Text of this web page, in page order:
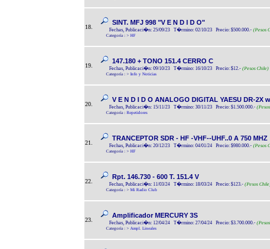
18.
SINT. MFJ 998 "V E N D I D O"
Fechas, Publicaci�n: 25/09/23 T�rmino: 02/10/23 Precio: $500.000.- (Pesos
Categoría : > HF
19.
147.180 + TONO 151.4 CERRO C
Fechas, Publicaci�n: 09/10/23 T�rmino: 16/10/23 Precio: $12.- (Pesos Chile)
Categoría : > Info y Noticias
20.
V E N D I D O ANALOGO DIGITAL YAESU DR-2X
Fechas, Publicaci�n: 15/11/23 T�rmino: 30/11/23 Precio: $1.500.000.-
Categoría : Repetidores
21.
TRANCEPTOR SDR - HF -VHF--UHF..0 A 750 MHZ
Fechas, Publicaci�n: 20/12/23 T�rmino: 04/01/24 Precio: $980.000.- (Pesos
Categoría : > HF
22.
Rpt. 146.730 - 600 T. 151.4 V
Fechas, Publicaci�n: 11/03/24 T�rmino: 18/03/24 Precio: $123.- (Pesos
Categoría : > Mi Radio Club
23.
Amplificador MERCURY 3S
Fechas, Publicaci�n: 12/04/24 T�rmino: 27/04/24 Precio: $3.700.000.-
Categoría : > Ampl. Lineales